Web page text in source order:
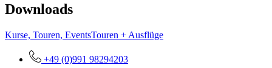
Downloads
Kurse, Touren, EventsTouren + Ausflüge
+49 (0)991 98294203